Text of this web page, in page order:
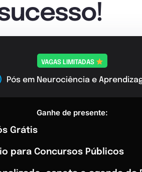
VAGAS LIMITADAS
Pós em Neurociência e
Ganhe de presente:
Grátis
para Concursos Públicos